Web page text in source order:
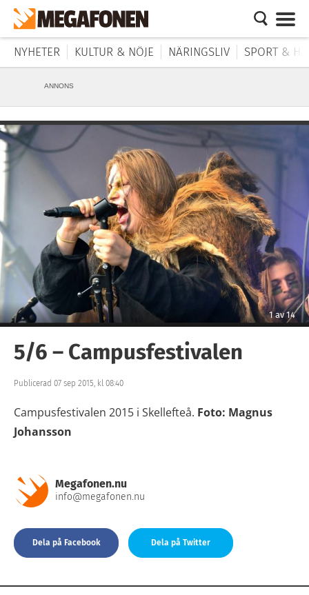
NYHETER KULTUR & NÖJE NÄRINGSLIV SPORT &
ANNONS
1av14
5/6 – Campusfestivalen
Publicerad 07 sep 2015, kl 08:40
Campusfestivalen 2015 i Skellefteå. Foto: Magnus
Johansson
Megafonen.nu
info@megafonen.nu
Dela på Facebook Dela på Twitter